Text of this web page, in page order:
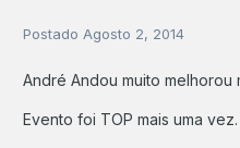
Postado Agosto 2, 2014
André Andou muito melhorou
Evento foi TOP mais uma vez.